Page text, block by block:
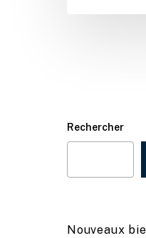
Rechercher
Nouveaux